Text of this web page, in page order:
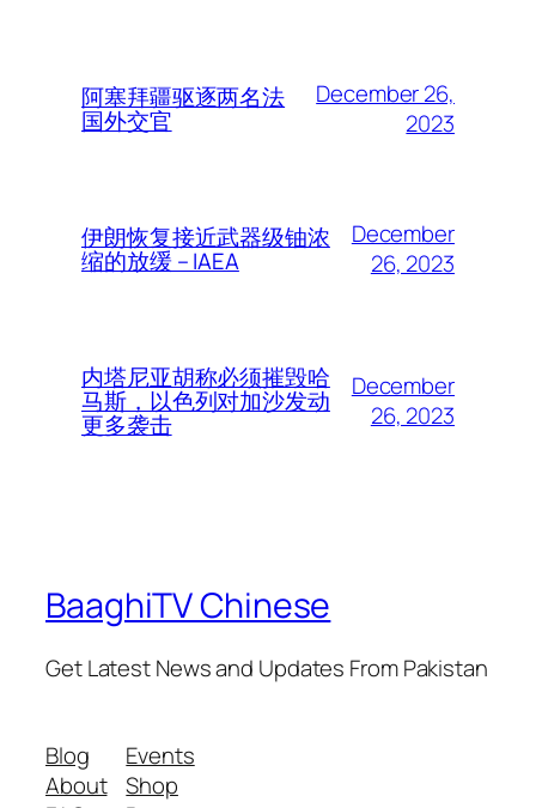
阿塞拜疆驱逐两名法
国外交官
December 26,
2023
伊朗恢复接近武器级铀浓
缩的放缓 – IAEA
December
26, 2023
内塔尼亚胡称必须摧毁哈
马斯，以色列对加沙发动
更多袭击
December
26, 2023
BaaghiTV Chinese
Get Latest News and Updates From Pakistan
Blog
About
Events
Shop